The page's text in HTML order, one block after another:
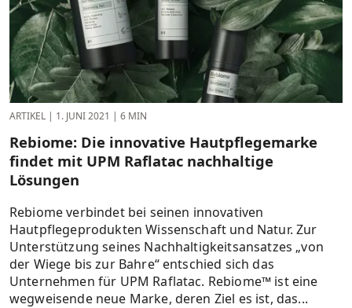
ARTIKEL | 1. JUNI 2021 | 6 MIN
Rebiome: Die innovative Hautpflegemarke
findet mit UPM Raflatac nachhaltige
Lösungen
Rebiome verbindet bei seinen innovativen
Hautpflegeprodukten Wissenschaft und Natur. Zur
Unterstützung seines Nachhaltigkeitsansatzes „von
der Wiege bis zur Bahre“ entschied sich das
Unternehmen für UPM Raflatac. Rebiome™ ist eine
wegweisende neue Marke, deren Ziel es ist, das...